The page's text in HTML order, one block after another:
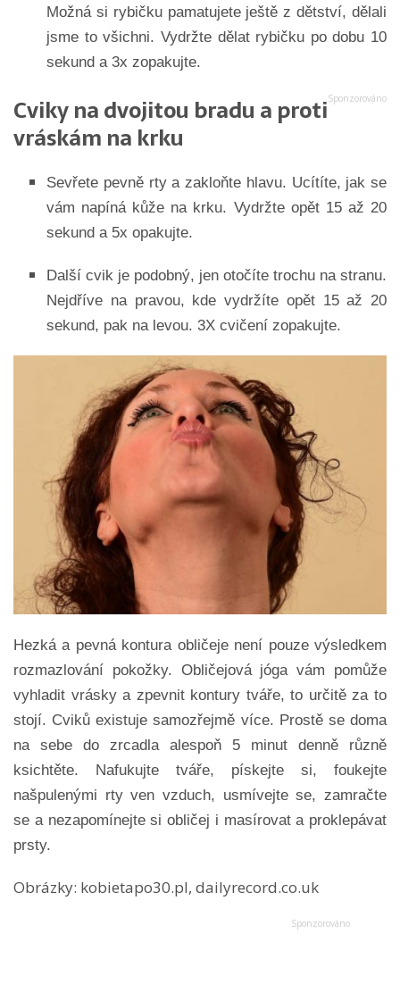
Možná si rybičku pamatujete ještě z dětství, dělali
jsme to všichni. Vydržte dělat rybičku po dobu 10
sekund a 3x zopakujte.
Cviky na dvojitou bradu a proti
vráskám na krku
Sevřete pevně rty a zakloňte hlavu. Ucítíte, jak se
vám napíná kůže na krku. Vydržte opět 15 až 20
sekund a 5x opakujte.
Další cvik je podobný, jen otočíte trochu na stranu.
Nejdříve na pravou, kde vydržíte opět 15 až 20
sekund, pak na levou. 3X cvičení zopakujte.
Hezká a pevná kontura obličeje není pouze výsledkem
rozmazlování pokožky. Obličejová jóga vám pomůže
vyhladit vrásky a zpevnit kontury tváře, to určitě za to
stojí. Cviků existuje samozřejmě více. Prostě se doma
na sebe do zrcadla alespoň 5 minut denně různě
ksichtěte. Nafukujte tváře, pískejte si, foukejte
našpulenými rty ven vzduch, usmívejte se, zamračte
se a nezapomínejte si obličej i masírovat a proklepávat
prsty.
Obrázky: kobietapo30.pl, dailyrecord.co.uk